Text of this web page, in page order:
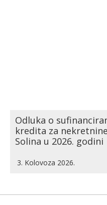
Odluka o
kredita za
Solina u 2026. godini
3. Kolovoza 2026.